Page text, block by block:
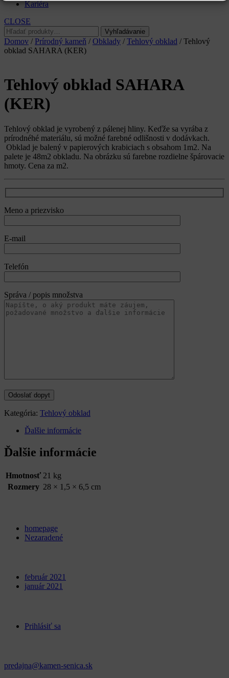
Kariéra
CLOSE
Hľadať:
Vyhľadávanie
Domov / Prírodný kameň / Obklady / Tehlový obklad / Tehlový
obklad SAHARA (KER)
Tehlový obklad SAHARA
(KER)
Tehlový obklad je vyrobený z pálenej hliny. Keďže sa vyrába z
prírodnéhé materiálu, sú možné farebné odlišnosti v dodávkach.
Obklad je balený v papierových krabiciach s obsahom 1m2. Na
palete je 48m2 obkladu. Na obrázku sú farebne rozdielne špárovacie
hmoty. Cena za m2.
Meno a priezvisko
E-mail
Telefón
Správa / popis množstva
Kategória: Tehlový obklad
Ďalšie informácie
Ďalšie informácie
Hmotnosť 21 kg
Rozmery 28 × 1,5 × 6,5 cm
homepage
Nezaradené
február 2021
január 2021
Prihlásiť sa
predajna@kamen-senica.sk